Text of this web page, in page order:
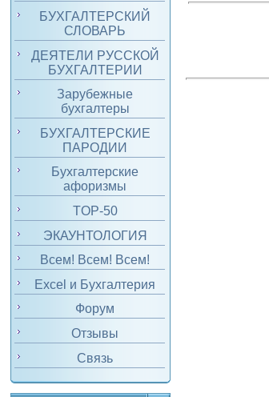
БУХГАЛТЕРСКИЙ
СЛОВАРЬ
ДЕЯТЕЛИ РУССКОЙ
БУХГАЛТЕРИИ
Зарубежные
бухгалтеры
БУХГАЛТЕРСКИЕ
ПАРОДИИ
Бухгалтерские
афоризмы
TOP-50
ЭКАУНТОЛОГИЯ
Всем! Всем! Всем!
Excel и Бухгалтерия
Форум
Отзывы
Связь